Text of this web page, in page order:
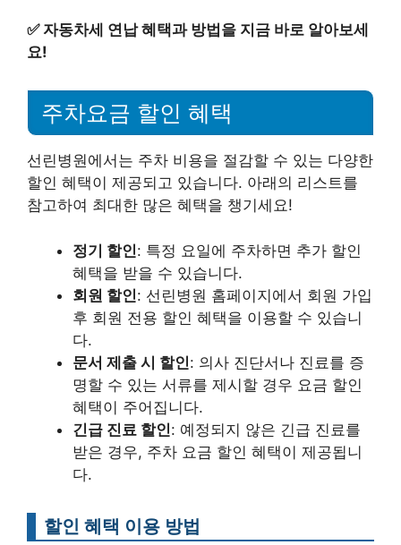
✅ 자동차세 연납 혜택과 방법을 지금 바로 알아보세
요!
주차요금 할인 혜택
선린병원에서는 주차 비용을 절감할 수 있는 다양한
할인 혜택이 제공되고 있습니다. 아래의 리스트를
참고하여 최대한 많은 혜택을 챙기세요!
정기 할인: 특정 요일에 주차하면 추가 할인
혜택을 받을 수 있습니다.
회원 할인: 선린병원 홈페이지에서 회원 가입
후 회원 전용 할인 혜택을 이용할 수 있습니
다.
문서 제출 시 할인: 의사 진단서나 진료를 증
명할 수 있는 서류를 제시할 경우 요금 할인
혜택이 주어집니다.
긴급 진료 할인: 예정되지 않은 긴급 진료를
받은 경우, 주차 요금 할인 혜택이 제공됩니
다.
할인 혜택 이용 방법